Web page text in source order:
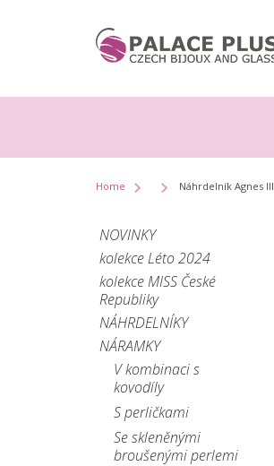
Home Náhrdelník Agnes III
NOVINKY
kolekce Léto 2024
kolekce MISS České
Republiky
NÁHRDELNÍKY
NÁRAMKY
V kombinaci s
kovodíly
S perličkami
Se skleněnými
broušenými perlemi